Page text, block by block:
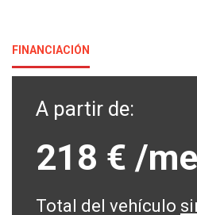
FINANCIACIÓN
A partir de:
218 € /
Total del vehículo